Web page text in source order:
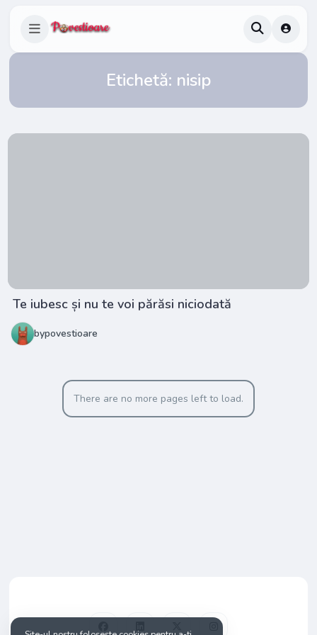
Etichetă: nisip
Te iubesc și nu te voi părăsi niciodată
bypovestioare
There are no more pages left to load.